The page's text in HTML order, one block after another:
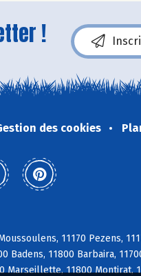
!
des cookies
11170 Pezens,
Badens, 11800 Barbaira,
Marseillette, 11800 Montirat,